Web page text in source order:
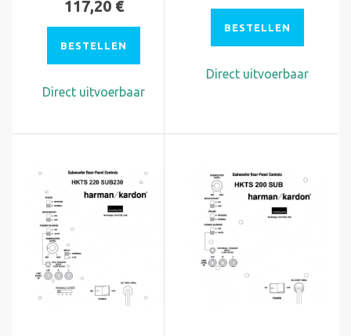
117,20 €
BESTELLEN
Direct uitvoerbaar
BESTELLEN
Direct uitvoerbaar